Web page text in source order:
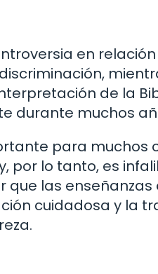
en
de la
durante muchos
para muchos
por lo tanto, es
las
cuidadosa y la